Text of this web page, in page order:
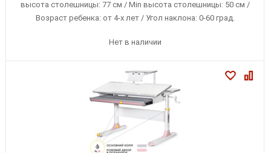
высота столешницы: 77 см / Min высота столешницы: 50 см /
Возраст ребенка: от 4-х лет / Угол наклона: 0-60 град.
Нет в наличии